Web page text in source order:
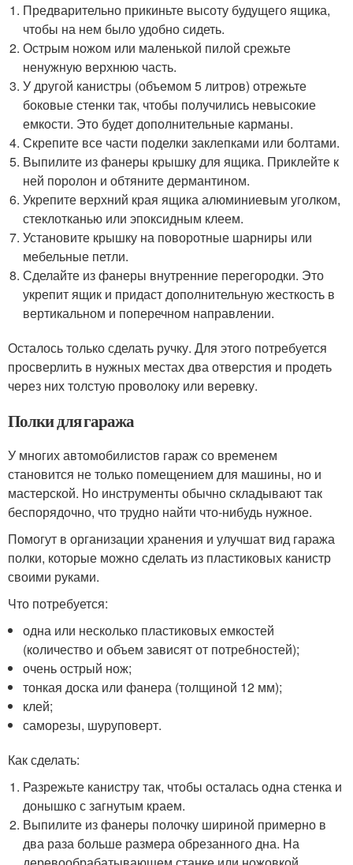
Предварительно прикиньте высоту будущего ящика,
чтобы на нем было удобно сидеть.
Острым ножом или маленькой пилой срежьте
ненужную верхнюю часть.
У другой канистры (объемом 5 литров) отрежьте
боковые стенки так, чтобы получились невысокие
емкости. Это будет дополнительные карманы.
Скрепите все части поделки заклепками или болтами.
Выпилите из фанеры крышку для ящика. Приклейте к
ней поролон и обтяните дермантином.
Укрепите верхний края ящика алюминиевым уголком,
стеклотканью или эпоксидным клеем.
Установите крышку на поворотные шарниры или
мебельные петли.
Сделайте из фанеры внутренние перегородки. Это
укрепит ящик и придаст дополнительную жесткость в
вертикальном и поперечном направлении.
Осталось только сделать ручку. Для этого потребуется
просверлить в нужных местах два отверстия и продеть
через них толстую проволоку или веревку.
Полки для гаража
У многих автомобилистов гараж со временем
становится не только помещением для машины, но и
мастерской. Но инструменты обычно складывают так
беспорядочно, что трудно найти что-нибудь нужное.
Помогут в организации хранения и улучшат вид гаража
полки, которые можно сделать из пластиковых канистр
своими руками.
Что потребуется:
одна или несколько пластиковых емкостей
(количество и объем зависят от потребностей);
очень острый нож;
тонкая доска или фанера (толщиной 12 мм);
клей;
саморезы, шуруповерт.
Как сделать:
Разрежьте канистру так, чтобы осталась одна стенка и
донышко с загнутым краем.
Выпилите из фанеры полочку шириной примерно в
два раза больше размера обрезанного дна. На